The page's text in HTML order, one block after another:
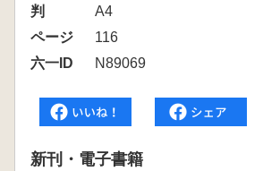
判
A4
ページ
116
六一ID
N89069
新刊・電子書籍